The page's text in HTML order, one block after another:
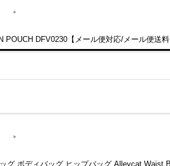
DFV0230【メール便対応/メール便送料
グ ボディバッグ ヒップバッグ Alleycat Waist